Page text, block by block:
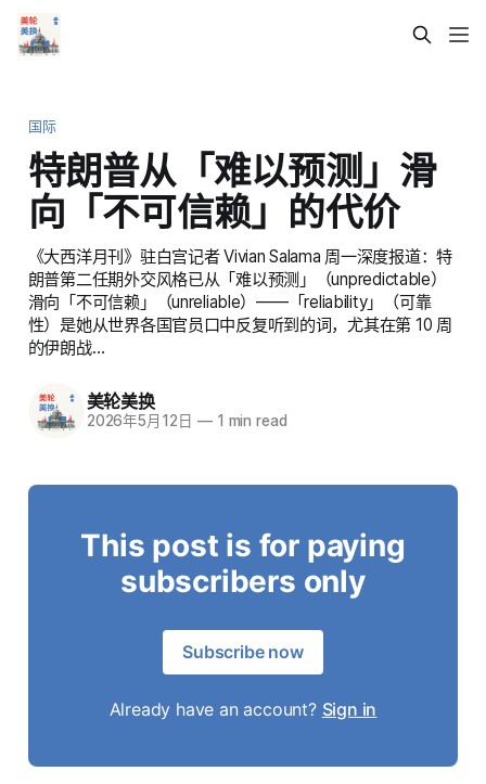
国际
特朗普从「难以预测」滑
向「不可信赖」的代价
《大西洋月刊》驻白宫记者 Vivian Salama 周一深度报道：特
朗普第二任期外交风格已从「难以预测」（unpredictable）
滑向「不可信赖」（unreliable）——「reliability」（可靠
性）是她从世界各国官员口中反复听到的词，尤其在第 10 周
的伊朗战…
美轮美换
2026年5月12日 —1 min read
This post is for paying
subscribers only
Subscribe now
Already have an account? Sign in